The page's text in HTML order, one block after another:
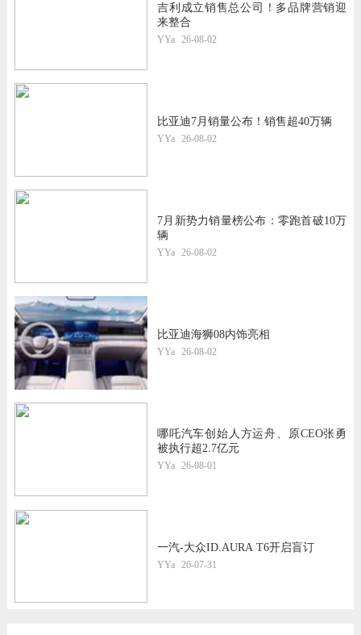
吉利成立销售总公司！多品牌营销迎
来整合
YYa 26-08-02
比亚迪7月销量公布！销售超40万辆
YYa 26-08-02
7月新势力销量榜公布：零跑首破10万
辆
YYa 26-08-02
比亚迪海狮08内饰亮相
YYa 26-08-02
哪吒汽车创始人方运舟、原CEO张勇
被执行超2.7亿元
YYa 26-08-01
一汽-大众ID.AURA T6开启盲订
YYa 26-07-31